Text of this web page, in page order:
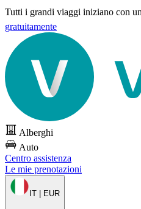
Tutti i grandi viaggi iniziano con
gratuitamente
Alberghi
Auto
Centro assistenza
Le mie prenotazioni
IT | EUR